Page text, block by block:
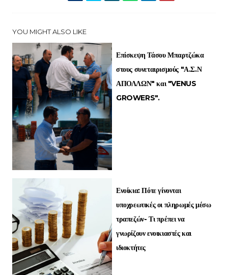
YOU MIGHT ALSO LIKE
Επίσκεψη Τάσου Μπαρτζώκα
στους συνεταιρισμούς "Α.Σ.Ν
ΑΠΟΛΛΩΝ" και "VENUS
GROWERS".
Ενοίκια: Πότε γίνονται
υποχρεωτικές οι πληρωμές μέσω
τραπεζών- Τι πρέπει να
γνωρίζουν ενοικιαστές και
ιδιοκτήτες